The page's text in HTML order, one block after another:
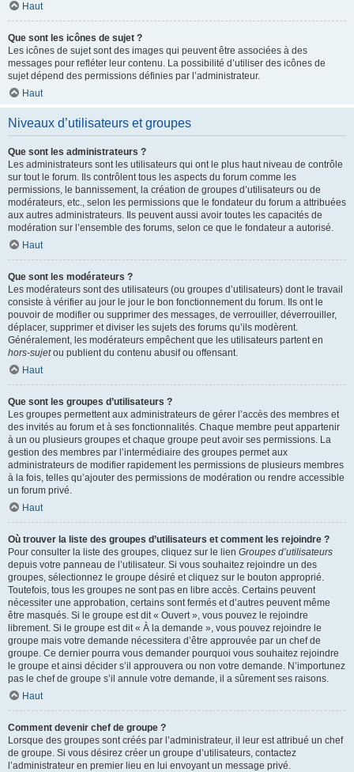
Haut
Que sont les icônes de sujet ?
Les icônes de sujet sont des images qui peuvent être associées à des
messages pour refléter leur contenu. La possibilité d’utiliser des icônes de
sujet dépend des permissions définies par l’administrateur.
Haut
Niveaux d’utilisateurs et groupes
Que sont les administrateurs ?
Les administrateurs sont les utilisateurs qui ont le plus haut niveau de contrôle
sur tout le forum. Ils contrôlent tous les aspects du forum comme les
permissions, le bannissement, la création de groupes d’utilisateurs ou de
modérateurs, etc., selon les permissions que le fondateur du forum a attribuées
aux autres administrateurs. Ils peuvent aussi avoir toutes les capacités de
modération sur l’ensemble des forums, selon ce que le fondateur a autorisé.
Haut
Que sont les modérateurs ?
Les modérateurs sont des utilisateurs (ou groupes d’utilisateurs) dont le travail
consiste à vérifier au jour le jour le bon fonctionnement du forum. Ils ont le
pouvoir de modifier ou supprimer des messages, de verrouiller, déverrouiller,
déplacer, supprimer et diviser les sujets des forums qu’ils modèrent.
Généralement, les modérateurs empêchent que les utilisateurs partent en
hors-sujetou publient du contenu abusif ou offensant.
Haut
Que sont les groupes d’utilisateurs ?
Les groupes permettent aux administrateurs de gérer l’accès des membres et
des invités au forum et à ses fonctionnalités. Chaque membre peut appartenir
à un ou plusieurs groupes et chaque groupe peut avoir ses permissions. La
gestion des membres par l’intermédiaire des groupes permet aux
administrateurs de modifier rapidement les permissions de plusieurs membres
à la fois, telles qu’ajouter des permissions de modération ou rendre accessible
un forum privé.
Haut
Où trouver la liste des groupes d’utilisateurs et comment les rejoindre ?
Pour consulter la liste des groupes, cliquez sur le lien Groupes d’utilisateurs
depuis votre panneau de l’utilisateur. Si vous souhaitez rejoindre un des
groupes, sélectionnez le groupe désiré et cliquez sur le bouton approprié.
Toutefois, tous les groupes ne sont pas en libre accès. Certains peuvent
nécessiter une approbation, certains sont fermés et d’autres peuvent même
être masqués. Si le groupe est dit « Ouvert », vous pouvez le rejoindre
librement. Si le groupe est dit « À la demande », vous pouvez rejoindre le
groupe mais votre demande nécessitera d’être approuvée par un chef de
groupe. Ce dernier pourra vous demander pourquoi vous souhaitez rejoindre
le groupe et ainsi décider s’il approuvera ou non votre demande. N’importunez
pas le chef de groupe s’il annule votre demande, il a sûrement ses raisons.
Haut
Comment devenir chef de groupe ?
Lorsque des groupes sont créés par l’administrateur, il leur est attribué un chef
de groupe. Si vous désirez créer un groupe d’utilisateurs, contactez
l’administrateur en premier lieu en lui envoyant un message privé.